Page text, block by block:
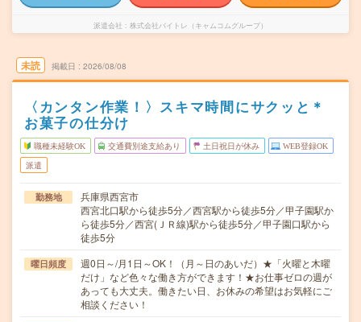
派遣会社 株式会社バイトレ（キャムコムグループ）
未読 掲載日 2026/08/08
〈カンタン作業！〉スキマ時間にサクッと＊
お菓子の仕分け
職種未経験OK 交通費別途支給あり 土日祝日が休み WEB登録OK
派遣
勤務地
兵庫県西宮市
西宮北口駅から徒歩5分／西宮駅から徒歩5分／甲子園駅か
ら徒歩5分／西宮(ＪＲ線)駅から徒歩5分／甲子園口駅から
徒歩5分
曜日頻度
週0日～/月1日～OK！（月～日のあいだ）★「火曜と木曜
だけ」など色々な働き方ができます！★お仕事ゼロの週が
あっても大丈夫。働きたい日、お休みの希望はお気軽にご
相談ください！